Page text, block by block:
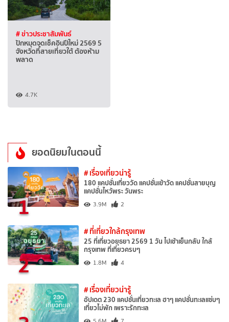
# ข่าวประชาสัมพันธ์
ปักหมุดจุดเช็คอินปีใหม่ 2569 5
จังหวัดที่สายเที่ยวใต้ ต้องห้าม
พลาด
4.7K
ยอดนิยมในตอนนี้
1
# เรื่องเที่ยวน่ารู้
180 แคปชั่นเที่ยววัด แคปชั่นเข้าวัด แคปชั่นสายบุญ
แคปชั่นไหว้พระ วันพระ
3.9M 2
2
# ที่เที่ยวใกล้กรุงเทพ
25 ที่เที่ยวอยุธยา 2569 1 วัน ไปเช้าเย็นกลับ ใกล้
กรุงเทพ ที่เที่ยวครบๆ
1.8M 4
# เรื่องเที่ยวน่ารู้
อัปเดต 230 แคปชั่นเที่ยวทะเล ฮาๆ แคปชั่นทะเลแซ่บๆ
เที่ยวไม่พัก เพราะรักทะเล